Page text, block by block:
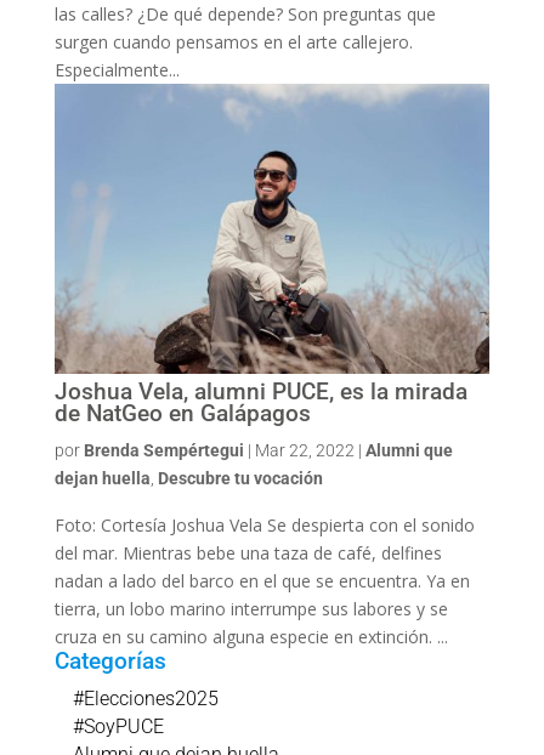
las calles? ¿De qué depende? Son preguntas que
surgen cuando pensamos en el arte callejero.
Especialmente...
Joshua Vela, alumni PUCE, es la mirada
de NatGeo en Galápagos
por Brenda Sempértegui | Mar 22, 2022 | Alumni que
dejan huella, Descubre tu vocación
Foto: Cortesía Joshua Vela Se despierta con el sonido
del mar. Mientras bebe una taza de café, delfines
nadan a lado del barco en el que se encuentra. Ya en
tierra, un lobo marino interrumpe sus labores y se
cruza en su camino alguna especie en extinción. ...
Categorías
#Elecciones2025
#SoyPUCE